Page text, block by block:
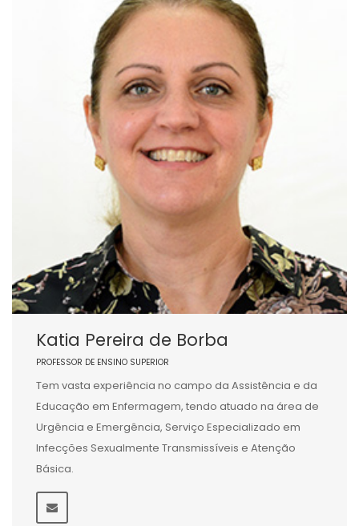
Katia Pereira de Borba
PROFESSOR DE ENSINO SUPERIOR
Tem vasta experiência no campo da Assistência e da
Educação em Enfermagem, tendo atuado na área de
Urgência e Emergência, Serviço Especializado em
Infecções Sexualmente Transmissíveis e Atenção
Básica.